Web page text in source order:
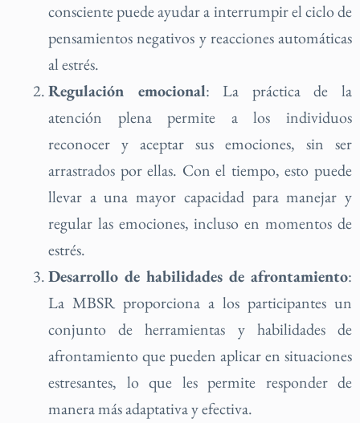
consciente puede ayudar a interrumpir el ciclo de
pensamientos negativos y reacciones automáticas
al estrés.
Regulación emocional: La práctica de la
atención plena permite a los individuos
reconocer y aceptar sus emociones, sin ser
arrastrados por ellas. Con el tiempo, esto puede
llevar a una mayor capacidad para manejar y
regular las emociones, incluso en momentos de
estrés.
Desarrollo de habilidades de afrontamiento:
La MBSR proporciona a los participantes un
conjunto de herramientas y habilidades de
afrontamiento que pueden aplicar en situaciones
estresantes, lo que les permite responder de
manera más adaptativa y efectiva.